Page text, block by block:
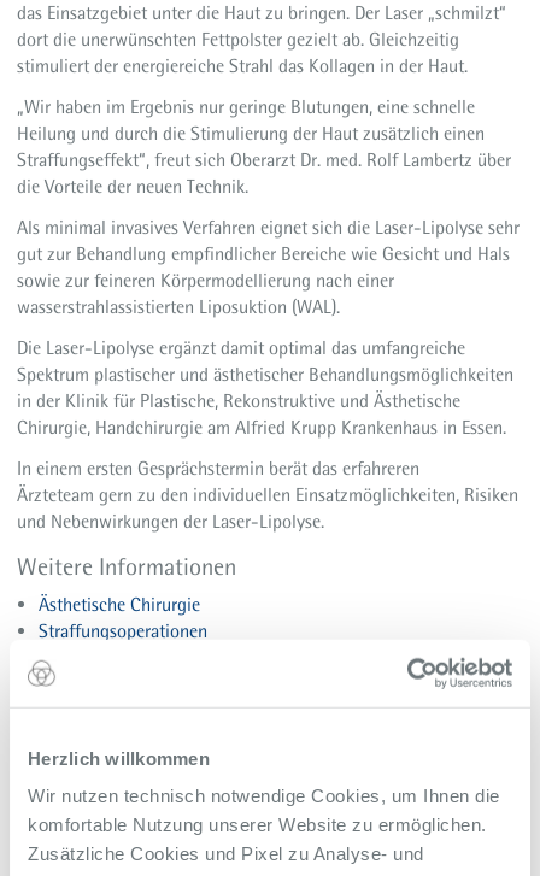
Herzlich willkommen
Wir nutzen technisch notwendige Cookies, um Ihnen die
komfortable Nutzung unserer Website zu ermöglichen.
Zusätzliche Cookies und Pixel zu Analyse- und
das Einsatzgebiet unter die Haut zu bringen. Der Laser „schmilzt“
dort die unerwünschten Fettpolster gezielt ab. Gleichzeitig
stimuliert der energiereiche Strahl das Kollagen in der Haut.
„Wir haben im Ergebnis nur geringe Blutungen, eine schnelle
Heilung und durch die Stimulierung der Haut zusätzlich einen
Straffungseffekt“, freut sich Oberarzt Dr. med. Rolf Lambertz über
die Vorteile der neuen Technik.
Als minimal invasives Verfahren eignet sich die Laser-Lipolyse sehr
gut zur Behandlung empfindlicher Bereiche wie Gesicht und Hals
sowie zur feineren Körpermodellierung nach einer
wasserstrahlassistierten Liposuktion (WAL).
Die Laser-Lipolyse ergänzt damit optimal das umfangreiche
Spektrum plastischer und ästhetischer Behandlungsmöglichkeiten
in der Klinik für Plastische, Rekonstruktive und Ästhetische
Chirurgie, Handchirurgie am Alfried Krupp Krankenhaus in Essen.
In einem ersten Gesprächstermin berät das erfahreren
Ärzteteam gern zu den individuellen Einsatzmöglichkeiten, Risiken
und Nebenwirkungen der Laser-Lipolyse.
Weitere Informationen
Ästhetische Chirurgie
Straffungsoperationen
Sprechstunden
Zurück zur Übersicht
Alle Meldungen des Alfried Krupp Krankenhaus